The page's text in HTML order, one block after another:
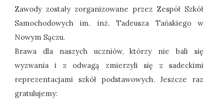
Zawody zostały zorganizowane przez Zespół Szkół
Samochodowych im. inż. Tadeusza Tańskiego w
Nowym Sączu.
Brawa dla naszych uczniów, którzy nie bali się
wyzwania i z odwagą zmierzyli się z sadeckimi
reprezentacjami szkół podstawowych. Jeszcze raz
gratulujemy: